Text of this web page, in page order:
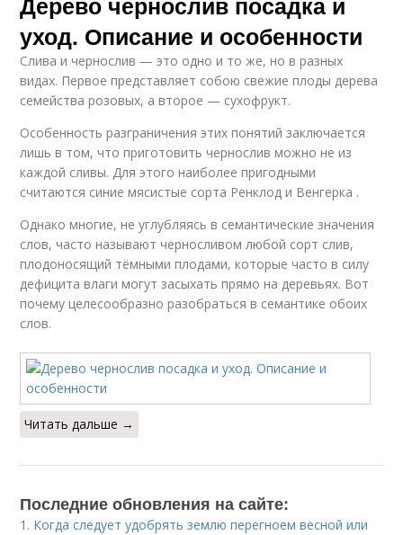
уход. Описание и особенности
Слива и чернослив — это одно и то же, но в разных
видах. Первое представляет собою свежие плоды дерева
семейства розовых, а второе — сухофрукт.
Особенность разграничения этих понятий заключается
лишь в том, что приготовить чернослив можно не из
каждой сливы. Для этого наиболее пригодными
считаются синие мясистые сорта Ренклод и Венгерка .
Однако многие, не углубляясь в семантические значения
слов, часто называют черносливом любой сорт слив,
плодоносящий тёмными плодами, которые часто в силу
дефицита влаги могут засыхать прямо на деревьях. Вот
почему целесообразно разобраться в семантике обоих
слов.
Читать дальше →
Последние обновления на сайте:
1. Когда следует удобрять землю перегноем весной или